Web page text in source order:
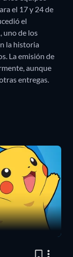
el 17 y 24 de
el
uno de los
la historia
La emisión de
aunque
entregas.